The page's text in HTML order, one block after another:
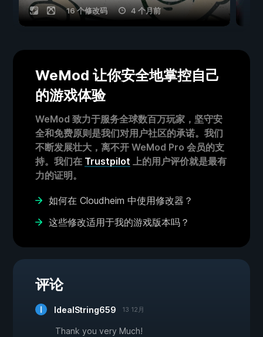
16 个修改码 4 个月前
WeMod 让你安全地掌控自己
的游戏体验
WeMod 致力于服务全球数百万玩家，坚守安
全和免费原则是我们对用户社区的承诺。我们
不断发展壮大，离不开 WeMod Pro 会员的支
持。我们在 Trustpilot 上的用户评价就是最有
力的证明。
如何在 Cloudheim 中使用修改器？
这些修改适用于我的游戏版本吗？
评论
IdealString659 13 12月
Thank you very Much!